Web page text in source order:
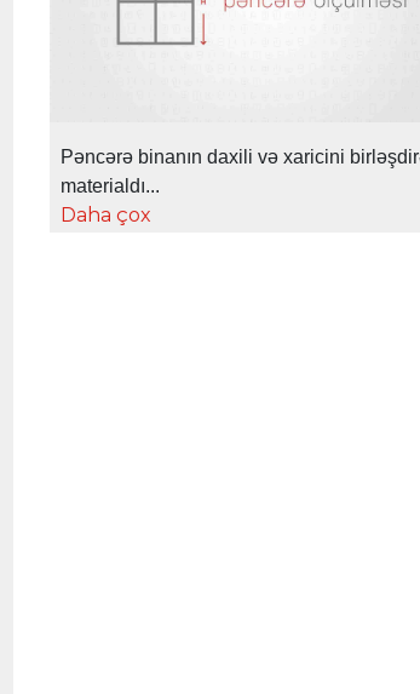
Pəncərə binanın daxili və xaricini
materialdı...
Daha çox